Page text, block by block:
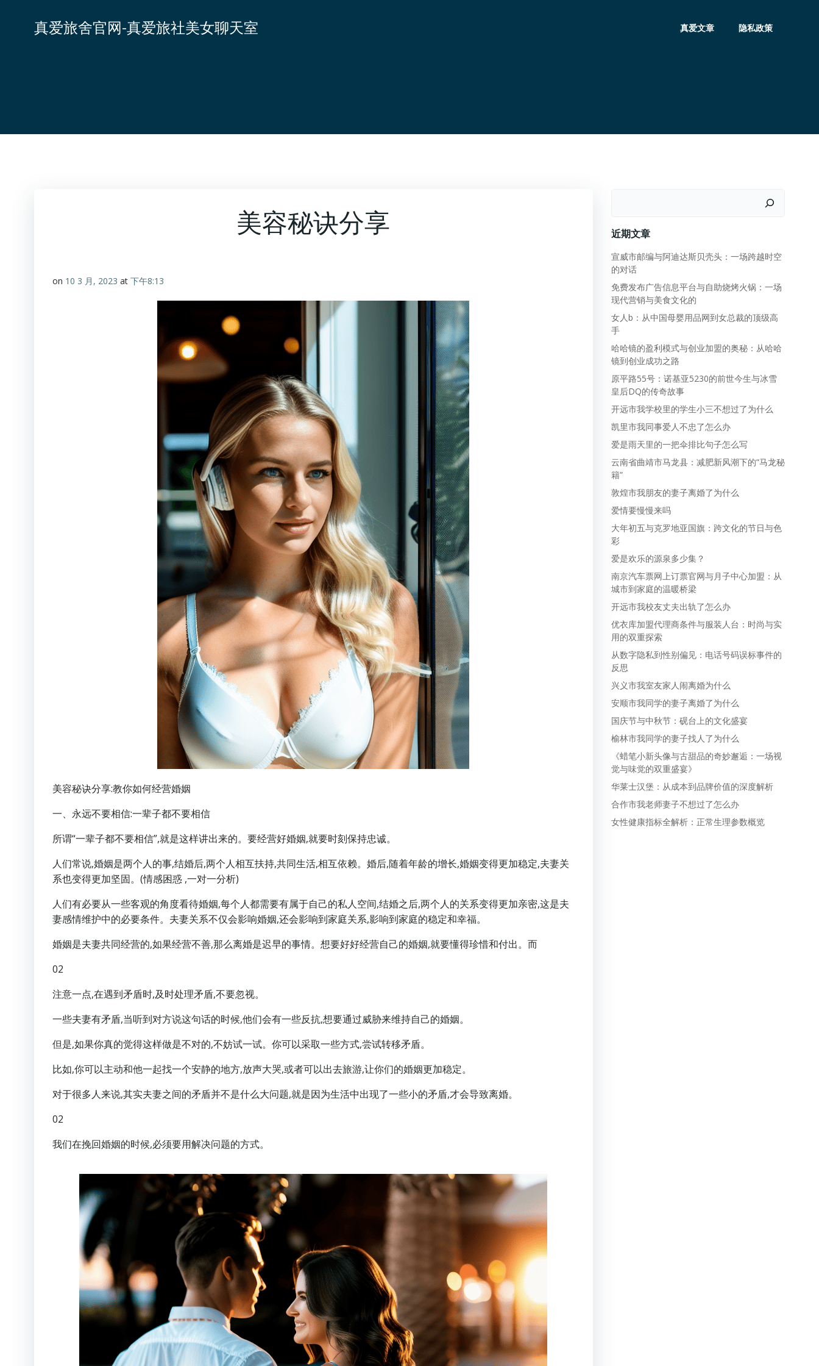
真爱旅舍官网-真爱旅社美女聊天室 真爱文章 隐私政策
美容秘诀分享
on 10 3 月, 2023 at 下午8:13
美容秘诀分享:教你如何经营婚姻
一、永远不要相信:一辈子都不要相信
所谓“一辈子都不要相信”,就是这样讲出来的。要经营好婚姻,就要时刻保持忠诚。
人们常说,婚姻是两个人的事,结婚后,两个人相互扶持,共同生活,相互依赖。婚后,随着年龄的增长,婚姻变得更加稳定,夫妻关
系也变得更加坚固。(情感困惑 ,一对一分析)
人们有必要从一些客观的角度看待婚姻,每个人都需要有属于自己的私人空间,结婚之后,两个人的关系变得更加亲密,这是夫
妻感情维护中的必要条件。夫妻关系不仅会影响婚姻,还会影响到家庭关系,影响到家庭的稳定和幸福。
婚姻是夫妻共同经营的,如果经营不善,那么离婚是迟早的事情。想要好好经营自己的婚姻,就要懂得珍惜和付出。而
02
注意一点,在遇到矛盾时,及时处理矛盾,不要忽视。
一些夫妻有矛盾,当听到对方说这句话的时候,他们会有一些反抗,想要通过威胁来维持自己的婚姻。
但是,如果你真的觉得这样做是不对的,不妨试一试。你可以采取一些方式,尝试转移矛盾。
比如,你可以主动和他一起找一个安静的地方,放声大哭,或者可以出去旅游,让你们的婚姻更加稳定。
对于很多人来说,其实夫妻之间的矛盾并不是什么大问题,就是因为生活中出现了一些小的矛盾,才会导致离婚。
02
我们在挽回婚姻的时候,必须要用解决问题的方式。
近期文章
宣威市邮编与阿迪达斯贝壳头：一场跨越时空
的对话
免费发布广告信息平台与自助烧烤火锅：一场
现代营销与美食文化的
女人b：从中国母婴用品网到女总裁的顶级高
手
哈哈镜的盈利模式与创业加盟的奥秘：从哈哈
镜到创业成功之路
原平路55号：诺基亚5230的前世今生与冰雪
皇后DQ的传奇故事
开远市我学校里的学生小三不想过了为什么
凯里市我同事爱人不忠了怎么办
爱是雨天里的一把伞排比句子怎么写
云南省曲靖市马龙县：减肥新风潮下的“马龙秘
籍”
敦煌市我朋友的妻子离婚了为什么
爱情要慢慢来吗
大年初五与克罗地亚国旗：跨文化的节日与色
彩
爱是欢乐的源泉多少集？
南京汽车票网上订票官网与月子中心加盟：从
城市到家庭的温暖桥梁
开远市我校友丈夫出轨了怎么办
优衣库加盟代理商条件与服装人台：时尚与实
用的双重探索
从数字隐私到性别偏见：电话号码误标事件的
反思
兴义市我室友家人闹离婚为什么
安顺市我同学的妻子离婚了为什么
国庆节与中秋节：砚台上的文化盛宴
榆林市我同学的妻子找人了为什么
《蜡笔小新头像与古甜品的奇妙邂逅：一场视
觉与味觉的双重盛宴》
华莱士汉堡：从成本到品牌价值的深度解析
合作市我老师妻子不想过了怎么办
女性健康指标全解析：正常生理参数概览